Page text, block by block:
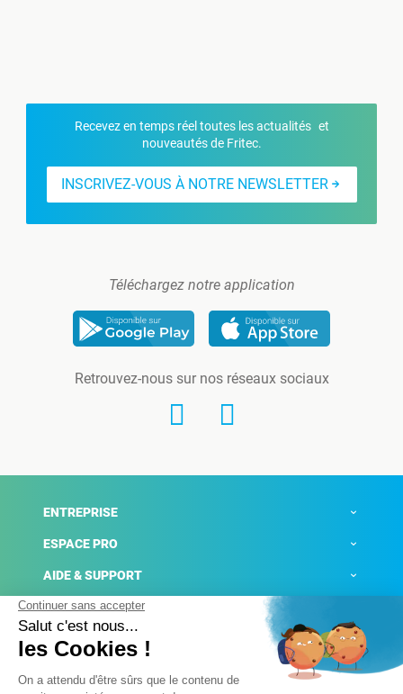
Recevez en temps réel toutes les actualités et
nouveautés de Fritec.
INSCRIVEZ-VOUS À NOTRE NEWSLETTER
Téléchargez notre application
Retrouvez-nous sur nos réseaux sociaux
ENTREPRISE
ESPACE PRO
AIDE & SUPPORT
ACTUALITÉS